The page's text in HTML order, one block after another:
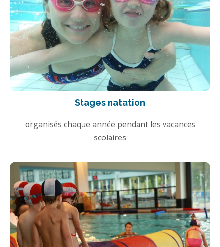
Stages natation
organisés chaque année pendant les vacances
scolaires